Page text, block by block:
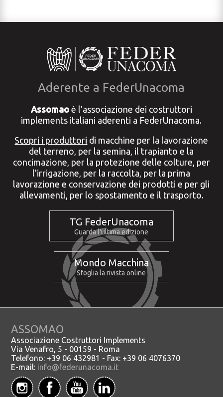
Aderente a FederUnacoma
Assomaoè l'associazione dei costruttori
implements italiani aderenti a FederUnacoma.
Scopri i produttori di macchine per la lavorazione
del terreno, per la semina, il trapianto e la
concimazione, per la protezione delle colture, per
l'irrigazione, per la raccolta, per la prima
lavorazione e conservazione dei prodotti e per gli
allevamenti, per lo spostamento e il trasporto.
TG FederUnacoma
Guarda l'ultima edizione
Mondo Macchina
Sfoglia la rivista online
ASSOMAO
Associazione Costruttori Implements
Via Venafro, 5 - 00159 - Roma
Telefono: +39 06 432981 - Fax: +39 06 4076370
E-mail: info@federunacoma.it